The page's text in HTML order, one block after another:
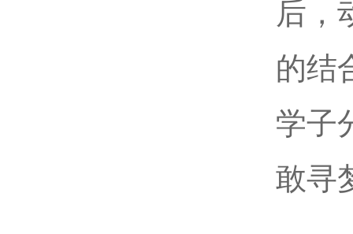
后，
的结
学子
敢寻